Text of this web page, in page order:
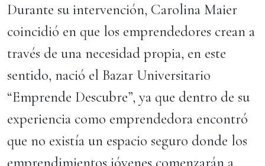
Durante su intervención, Carolina Maier
coincidió en que los emprendedores crean a
través de una necesidad propia, en este
sentido, nació el Bazar Universitario
“Emprende Descubre”, ya que dentro de su
experiencia como emprendedora encontró
que no existía un espacio seguro donde los
emprendimientos jóvenes comenzarán a